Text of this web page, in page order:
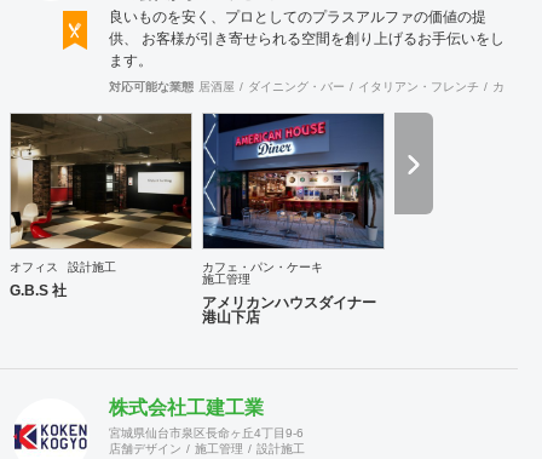
良いものを安く、プロとしてのプラスアルファの価値の提
供、 お客様が引き寄せられる空間を創り上げるお手伝いをし
ます。
対応可能な業態 居酒屋 ダイニング・バー イタリアン・フレンチ カフェ
オフィス 設計施工
G.B.S 社
カフェ・パン・ケーキ
施工管理
アメリカンハウスダイナー
港山下店
株式会社工建工業
宮城県仙台市泉区長命ヶ丘4丁目9-6
店舗デザイン
施工管理 設計施工